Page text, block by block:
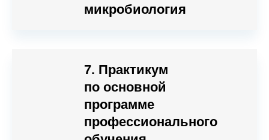
микробиология
7. Практикум
по основной
программе
профессионального